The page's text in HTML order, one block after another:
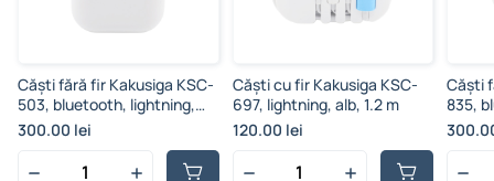
Căști fără fir Kakusiga KSC-
503, bluetooth, lightning,
alb
300.00 lei
Căști cu fir Kakusiga KSC-
697, lightning, alb, 1.2 m
120.00 lei
Căști
835,